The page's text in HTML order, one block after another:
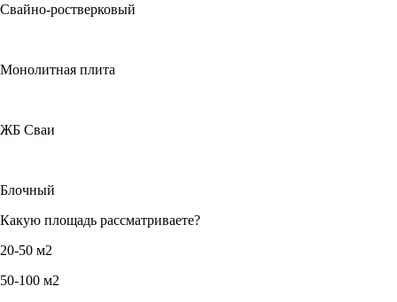
Свайно-ростверковый
Монолитная плита
ЖБ Сваи
Блочный
Какую площадь рассматриваете?
20-50 м2
50-100 м2